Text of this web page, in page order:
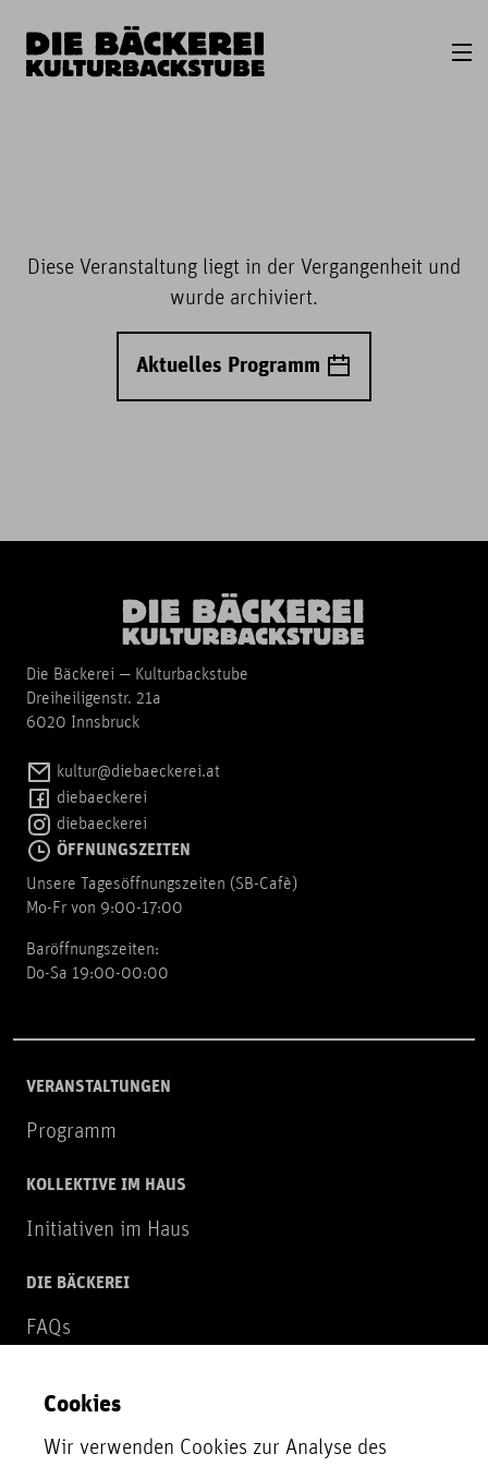
Diese Veranstaltung liegt in der Vergangenheit und
wurde archiviert.
Aktuelles Programm
Die Bäckerei — Kulturbackstube
Dreiheiligenstr. 21a
6020 Innsbruck
kultur@diebaeckerei.at
diebaeckerei
diebaeckerei
ÖFFNUNGSZEITEN
Unsere Tagesöffnungszeiten (SB-Cafè)
Mo-Fr von 9:00-17:00
Baröffnungszeiten:
Do-Sa 19:00-00:00
VERANSTALTUNGEN
Programm
KOLLEKTIVE IM HAUS
Initiativen im Haus
DIE BÄCKEREI
FAQs
NEWSLETTER
Zur Newsletter Anmeldung
Cookies
Wir verwenden Cookies zur Analyse des